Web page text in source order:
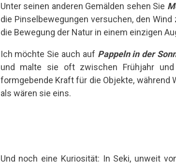
Unter seinen anderen Gemälden sehen Sie
die Pinselbewegungen versuchen, den
die Bewegung der Natur in einem einzigen
Ich möchte Sie auch auf Pappeln in der
und malte sie oft zwischen Frühjahr
formgebende Kraft für die Objekte, während
als wären sie eins.
Und noch eine Kuriosität: In Seki, unweit